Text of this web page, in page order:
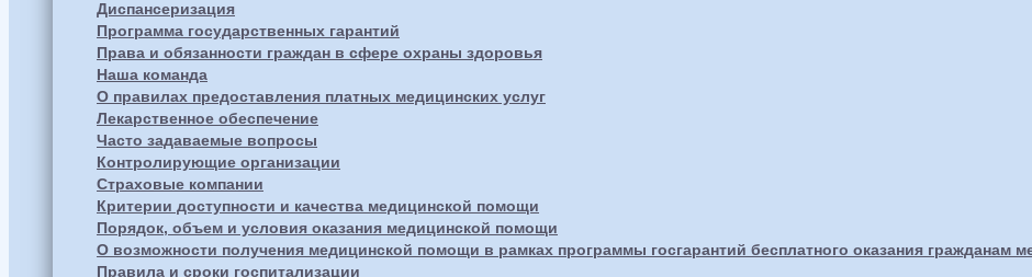
Диспансеризация
Программа государственных гарантий
Права и обязанности граждан в сфере охраны здоровья
Наша команда
О правилах предоставления платных медицинских услуг
Лекарственное обеспечение
Часто задаваемые вопросы
Контролирующие организации
Страховые компании
Критерии доступности и качества медицинской помощи
Порядок, объем и условия оказания медицинской помощи
О возможности получения медицинской помощи в рамках программы госгарантий бесплатного оказания гражданам
Правила и сроки госпитализации